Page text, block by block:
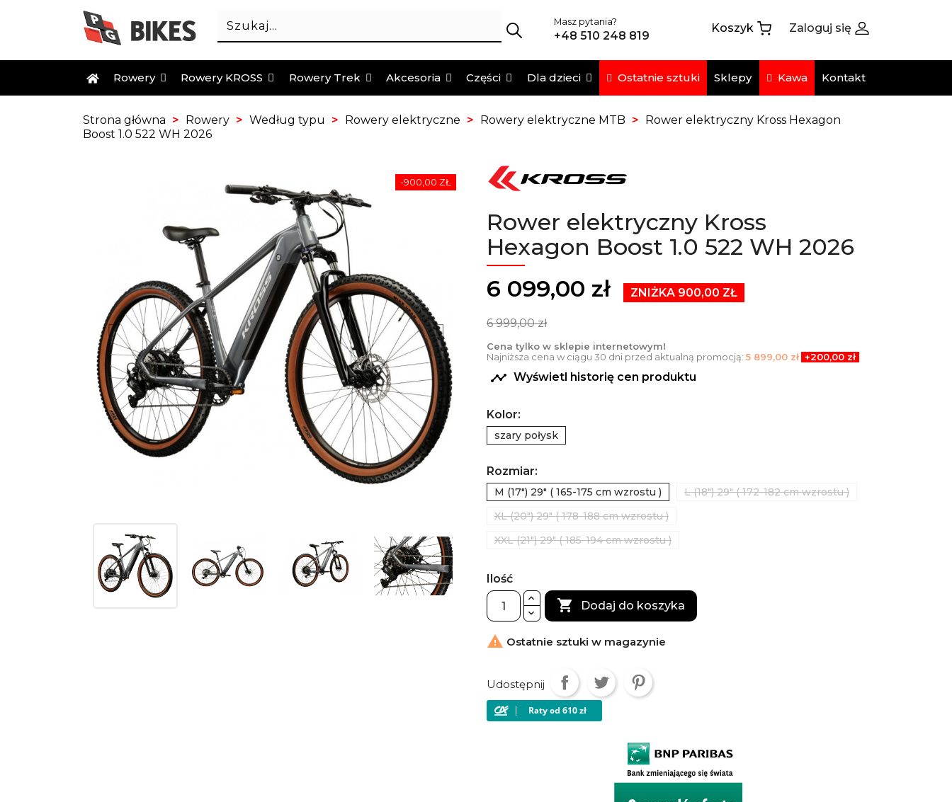
Masz pytania?
+48 510 248 819
Koszyk Zaloguj się
Rowery Rowery KROSS Rowery Trek Akcesoria Części Dla dzieci Ostatnie sztuki Sklepy Kawa Kontakt
Strona główna Rowery Według typu Rowery elektryczne Rowery elektryczne MTB
Rower elektryczny Kross Hexagon
Boost 1.0 522 WH 2026
-900,00 ZŁ
Rower elektryczny Kross
Hexagon Boost 1.0 522 WH 2026
6 099,00 zł
ZNIŻKA 900,00 ZŁ
6 999,00 zł
Cena tylko w sklepie internetowym!
Najniższa cena w ciągu 30 dni przed aktualną promocją: 5 899,00 zł +200,00 zł
 Wyświetl historię cen produktu
Kolor:
szary połysk
Rozmiar:
M (17") 29" ( 165-175 cm wzrostu )
L (18") 29" ( 172-182 cm wzrostu )
XL (20") 29" ( 178-188 cm wzrostu )
XXL (21") 29" ( 185-194 cm wzrostu )
Ilość
 Dodaj do koszyka
 Ostatnie sztuki w magazynie
Udostępnij